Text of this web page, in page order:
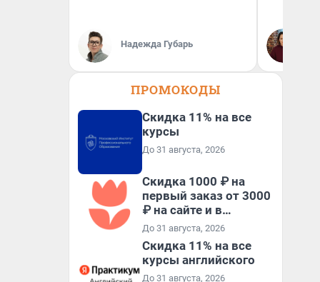
Надежда Губарь
ПРОМОКОДЫ
Скидка 11% на все
курсы
До 31 августа, 2026
Скидка 1000 ₽ на
первый заказ от 3000
₽ на сайте и в
приложении
До 31 августа, 2026
Скидка 11% на все
курсы английского
До 31 августа, 2026